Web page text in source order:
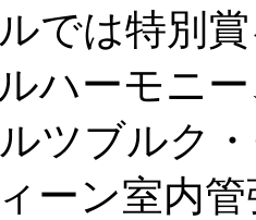
では特別
ハーモニ
ツブルク
ーン室内